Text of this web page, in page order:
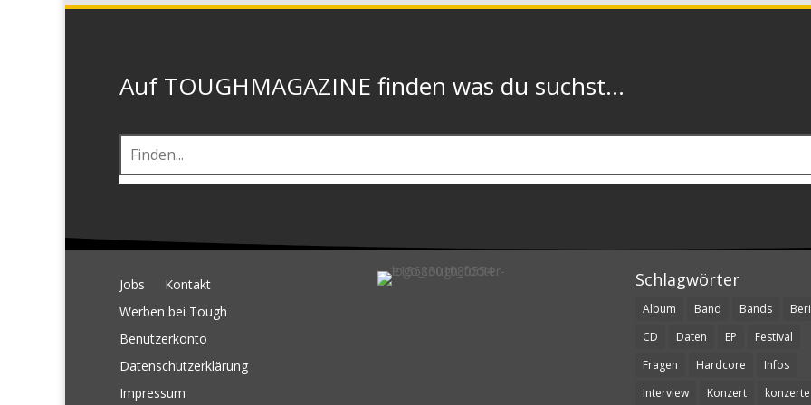
Auf TOUGHMAGAZINE finden was du suchst...
Jobs
Kontakt
Werben bei Tough
Benutzerkonto
Datenschutzerklärung
Impressum
Schlagwörter
Album Band Bands
CD
Daten EP
Festival
Fragen
Hardcore
Infos
Interview
Konzert konzerte